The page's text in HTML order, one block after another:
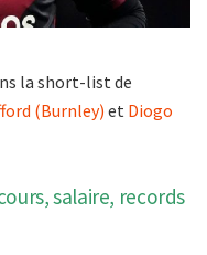
la short-list de
(Burnley)et Diogo
salaire, records